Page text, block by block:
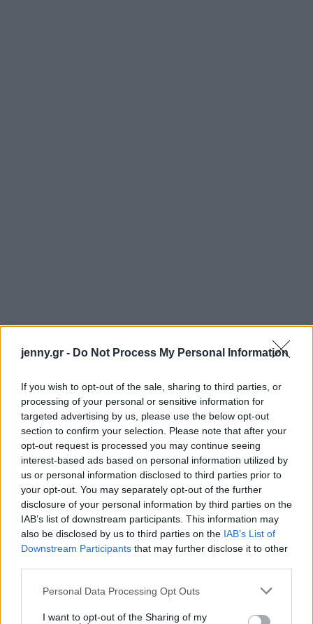
jenny.gr - Do Not Process My Personal Information
If you wish to opt-out of the sale, sharing to third parties, or
processing of your personal or sensitive information for
targeted advertising by us, please use the below opt-out
section to confirm your selection. Please note that after your
opt-out request is processed you may continue seeing
interest-based ads based on personal information utilized by
us or personal information disclosed to third parties prior to
your opt-out. You may separately opt-out of the further
disclosure of your personal information by third parties on the
IAB’s list of downstream participants. This information may
also be disclosed by us to third parties on the IAB’s List of
Downstream Participants that may further disclose it to other
Please note that this website/app uses one or more Google
not limited to your visit or usage behaviour. You may click to
Personal Data Processing Opt Outs
I want to opt-out of the Sharing of my
View this post on Instagram